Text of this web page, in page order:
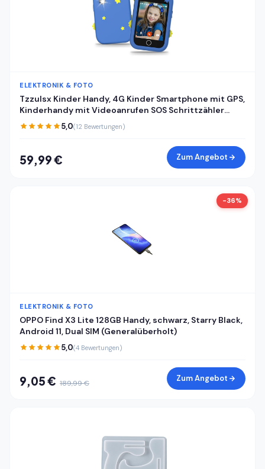
ELEKTRONIK & FOTO
Tzzulsx Kinder Handy, 4G Kinder Smartphone mit GPS,
Kinderhandy mit Videoanrufen SOS Schrittzähler
Klassenmodus Wecker, Kindertelefon
Geburtstagsgeschenk Geschenke für Mädchen
5,0(12 Bewertungen)
59,99 € Zum Angebot
-36%
ELEKTRONIK & FOTO
OPPO Find X3 Lite 128GB Handy, schwarz, Starry Black,
Android 11, Dual SIM (Generalüberholt)
5,0(4 Bewertungen)
9,05 € 189,99 € Zum Angebot